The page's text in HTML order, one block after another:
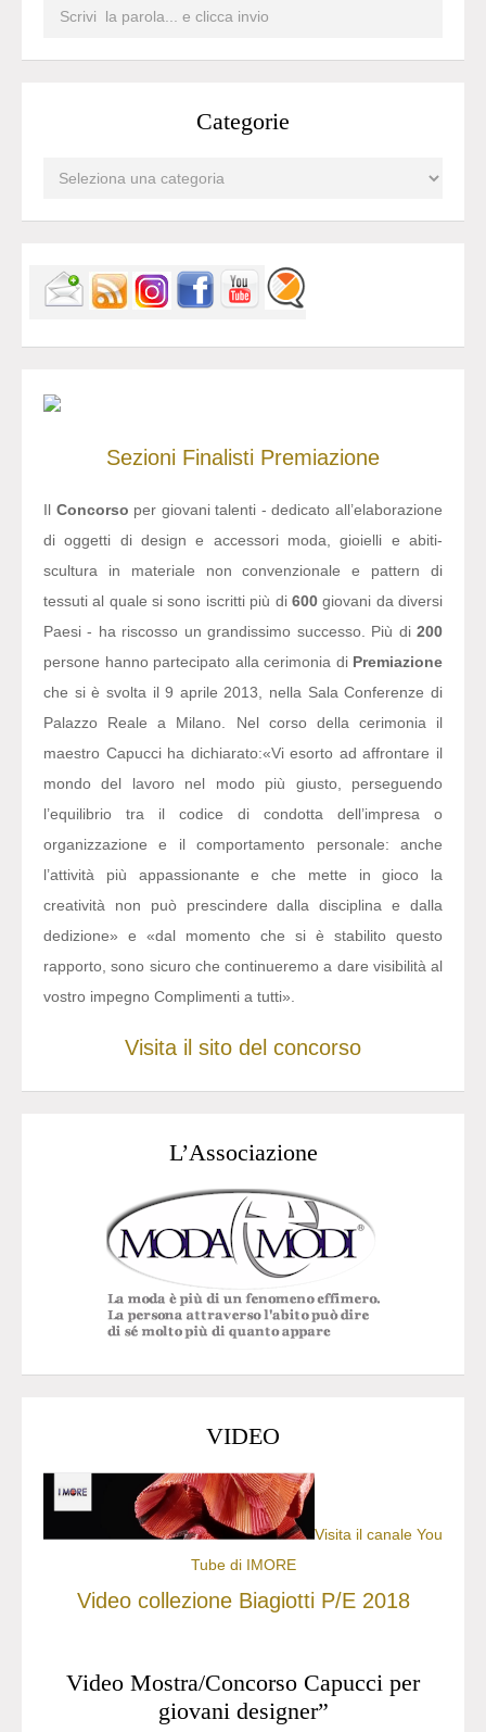
Categorie
Sezioni Finalisti Premiazione
Il Concorso per giovani talenti - dedicato all’elaborazione
di oggetti di design e accessori moda, gioielli e abiti-
scultura in materiale non convenzionale e pattern di
tessuti al quale si sono iscritti più di 600giovani da diversi
Paesi - ha riscosso un grandissimo successo. Più di 200
persone hanno partecipato alla cerimonia di Premiazione
che si è svolta il 9 aprile 2013, nella Sala Conferenze di
Palazzo Reale a Milano. Nel corso della cerimonia il
maestro Capucci ha dichiarato:«Vi esorto ad affrontare il
mondo del lavoro nel modo più giusto, perseguendo
l’equilibrio tra il codice di condotta dell’impresa o
organizzazione e il comportamento personale: anche
l’attività più appassionante e che mette in gioco la
creatività non può prescindere dalla disciplina e dalla
dedizione» e «dal momento che si è stabilito questo
rapporto, sono sicuro che continueremo a dare visibilità al
vostro impegno Complimenti a tutti».
Visita il sito del concorso
L’Associazione
VIDEO
Visita il canale You
Tube di IMORE
Video collezione Biagiotti P/E 2018
Video Mostra/Concorso Capucci per
giovani designer”